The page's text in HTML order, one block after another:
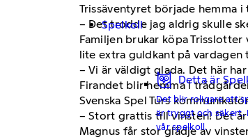
Spelkoll
Detta är
Det blir roligare att
är tryggt och säkert.
vår spelkoll.
Trissäventyret började hemma
– Det trodde jag aldrig skulle
Familjen brukar köpa
lite extra guldkant på vardagen
– Vi är väldigt glada. Det här
Firandet blir hemma i
Svenska Spel Turs
– Stort grattis till vinsten! Det
Magnus får stor glädje av